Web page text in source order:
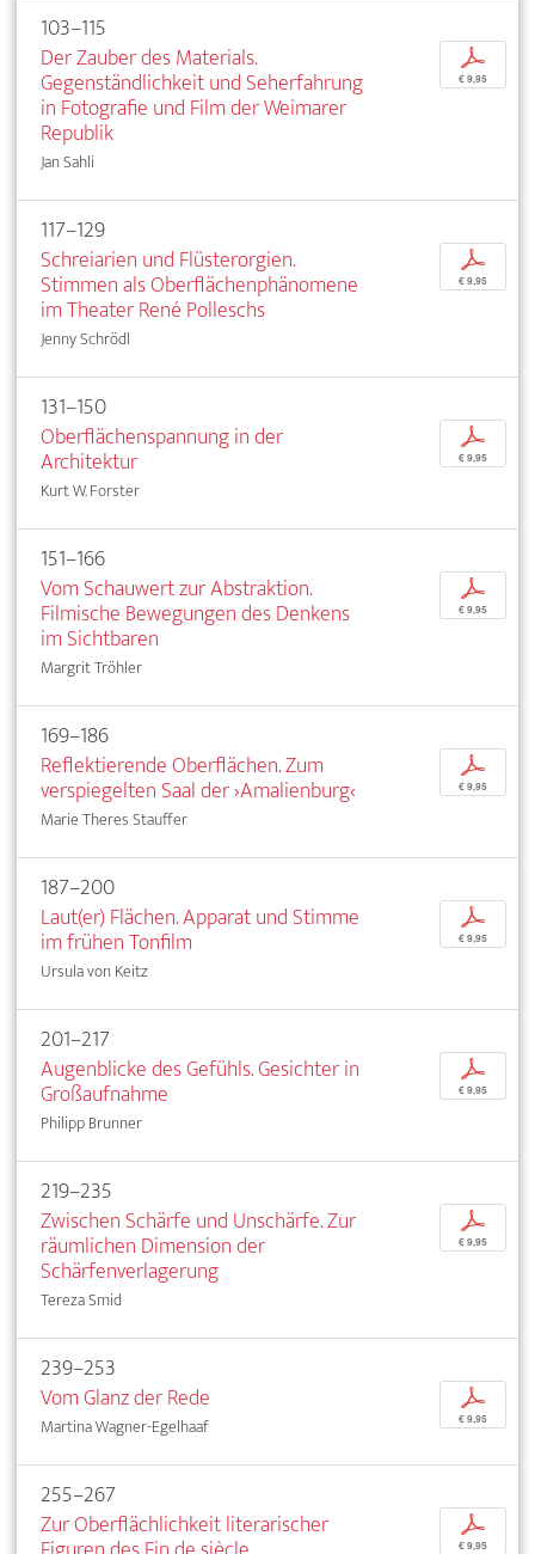
103–115
Der Zauber des Materials.
Gegenständlichkeit und Seherfahrung
in Fotografie und Film der Weimarer
Republik
Jan Sahli
p
€ 9,95
117–129
Schreiarien und Flüsterorgien.
Stimmen als Oberflächenphänomene
im Theater René Polleschs
Jenny Schrödl
p
€ 9,95
131–150
Oberflächenspannung in der
Architektur
Kurt W. Forster
p
€ 9,95
151–166
Vom Schauwert zur Abstraktion.
Filmische Bewegungen des Denkens
im Sichtbaren
Margrit Tröhler
p
€ 9,95
169–186
Reflektierende Oberflächen. Zum
verspiegelten Saal der ›Amalienburg‹
Marie Theres Stauffer
p
€ 9,95
187–200
Laut(er) Flächen. Apparat und Stimme
im frühen Tonfilm
Ursula von Keitz
p
€ 9,95
201–217
Augenblicke des Gefühls. Gesichter in
Großaufnahme
Philipp Brunner
p
€ 9,95
219–235
Zwischen Schärfe und Unschärfe. Zur
räumlichen Dimension der
Schärfenverlagerung
Tereza Smid
p
€ 9,95
239–253
Vom Glanz der Rede
Martina Wagner-Egelhaaf
p
€ 9,95
255–267
Zur Oberflächlichkeit literarischer
p
€ 9,95